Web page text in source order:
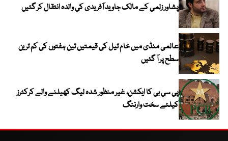
پشاور زلمی کے مالک جاوید آفریدی کی والدہ انتقال کر گئیں
عالمی منڈی میں خام تیل کی قیمتیں تین ہفتوں کی کم ترین
سطح پر آ گئیں
پی سی بی کا ایکشن، غیر منظور شدہ لیگ کھیلنے والے کرکٹرز
کیلئے سخت وارننگ